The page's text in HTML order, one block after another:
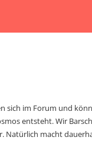
sich im Forum und
entsteht. Wir
Natürlich macht